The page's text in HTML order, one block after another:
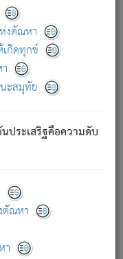
งตัณหา
กิดทุกข์
ะสมุทัย
ประเสริฐคือความดับ
ตัณหา
า
พลิดเพลินวิภวตัณหา
แห่งภพทั้งหลาย)
งปวง นั้นคือ
ทแล้ว เพราะไม่มี
สงครามแล้ว ก้าวล่วง
เปลี่ยนแปลงอีกต่อ
งออก ที่โคนต้นโพธิ์